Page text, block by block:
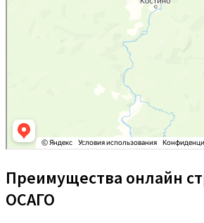
Преимущества онлайн
ОСАГО